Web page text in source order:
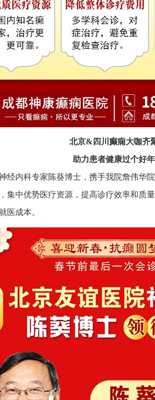
北京&四川癫痫大咖齐
助力患者健康过个好年
经内科专家陈葵博士，携手我院詹伟华
集中优势医疗资源，提高诊疗效率和质
医成本。